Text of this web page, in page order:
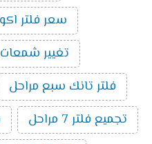
سعر فلتر اكوا
تغيير شمعات
فلتر تانك سبع مراحل
تجميع فلتر 7 مراحل